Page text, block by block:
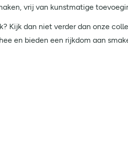
vrij van kunstmatige
Kijk dan niet verder dan onze
en bieden een rijkdom aan